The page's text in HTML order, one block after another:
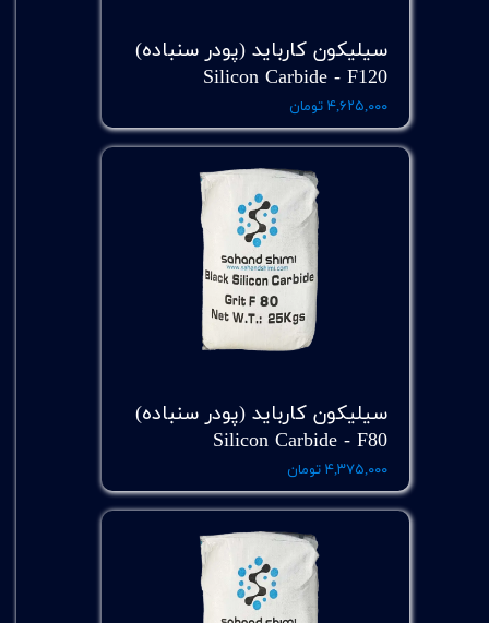
سیلیکون کارباید (پودر سنباده)
Silicon Carbide - F120
۴,۶۲۵,۰۰۰ تومان
سیلیکون کارباید (پودر سنباده)
Silicon Carbide - F80
۴,۳۷۵,۰۰۰ تومان